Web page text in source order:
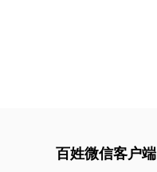
百姓微信客户端